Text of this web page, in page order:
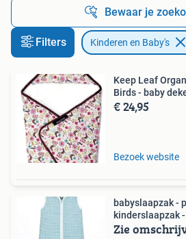
Bewaar je
Filters Kinderen en Baby's
Keep Leaf
Birds - baby
€ 24,95
Bezoek website
babyslaapzak -
kinderslaapzak
Zie